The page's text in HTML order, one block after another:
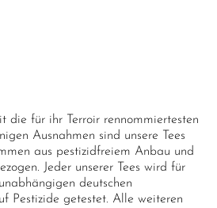
die für ihr Terroir rennommiertesten
Ausnahmen sind unsere Tees
aus pestizidfreiem Anbau und
Jeder unserer Tees wird für
deutschen
Pestizide getestet. Alle weiteren